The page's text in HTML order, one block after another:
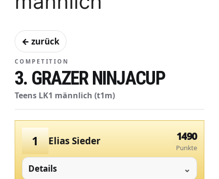
← zurück
COMPETITION
3. GRAZER NINJACUP
Teens LK1 männlich (t1m)
1 Elias Sieder 1490
Punkte
Details